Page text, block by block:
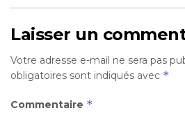
Laisser un
Votre adresse e-mail ne sera pas
obligatoires sont indiqués avec *
Commentaire *